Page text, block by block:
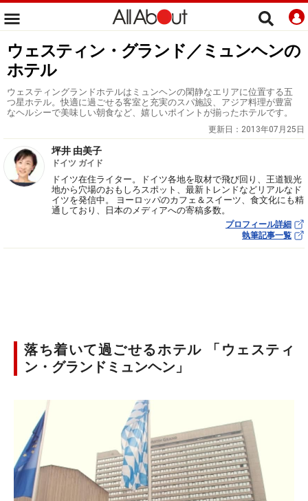
ウェスティン・グランド／ミュンヘンの
ホテル
ウェスティングランドホテルはミュンヘンの閑静なエリアに位置する五
つ星ホテル。快適に過ごせる客室と充実のスパ施設、アジア料理が豊富
なヘルシーで美味しい朝食など、嬉しいポイントが揃ったホテルです。
更新日： 2013年07月25日
坪井 由美子
ドイツ ガイド
ドイツ在住ライター。ドイツ各地を取材で飛び回り、王道観光
地から穴場のおもしろスポット、最新トレンドなどリアルなド
イツを発信中。 ヨーロッパのカフェ＆スイーツ、食文化にも精
通しており、日本のメディアへの寄稿多数。
プロフィール詳細
執筆記事一覧
落ち着いて過ごせるホテル 「ウェスティ
ン・グランドミュンヘン」